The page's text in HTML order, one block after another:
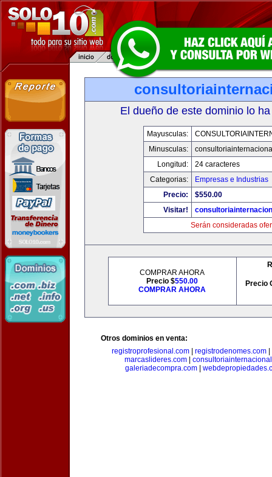
El dueño de este dominio lo
Mayusculas:
Minusculas:
Longitud:
24 caracteres
Categorias:
Empresas e Industrias
Precio:
$550.00
Visitar!
Serán consideradas
COMPRAR AHORA
Precio $550.00
COMPRAR AHORA
Precio
Otros dominios en venta:
registroprofesional.com| registrodenomes.com|
marcaslideres.com
galeriadecompra.com|